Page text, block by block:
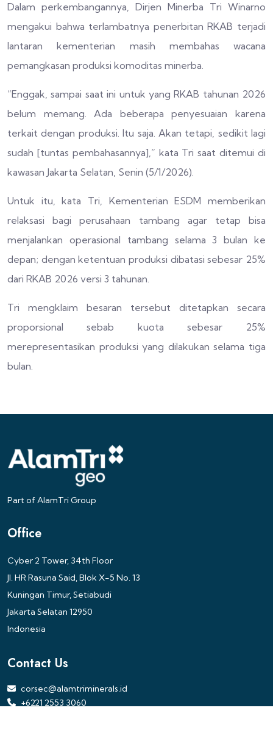
Dalam perkembangannya, Dirjen Minerba Tri Winarno
mengakui bahwa terlambatnya penerbitan RKAB terjadi
lantaran kementerian masih membahas wacana
pemangkasan produksi komoditas minerba.
“Enggak, sampai saat ini untuk yang RKAB tahunan 2026
belum memang. Ada beberapa penyesuaian karena
terkait dengan produksi. Itu saja. Akan tetapi, sedikit lagi
sudah [tuntas pembahasannya],” kata Tri saat ditemui di
kawasan Jakarta Selatan, Senin (5/1/2026).
Untuk itu, kata Tri, Kementerian ESDM memberikan
relaksasi bagi perusahaan tambang agar tetap bisa
menjalankan operasional tambang selama 3 bulan ke
depan; dengan ketentuan produksi dibatasi sebesar 25%
dari RKAB 2026 versi 3 tahunan.
Tri mengklaim besaran tersebut ditetapkan secara
proporsional sebab kuota sebesar 25%
merepresentasikan produksi yang dilakukan selama tiga
bulan.
Part of AlamTri Group
Office
Cyber 2 Tower, 34th Floor
Jl. HR Rasuna Said, Blok X-5 No. 13
Kuningan Timur, Setiabudi
Jakarta Selatan 12950
Indonesia
Contact Us
corsec@alamtriminerals.id
+6221 2553 3060